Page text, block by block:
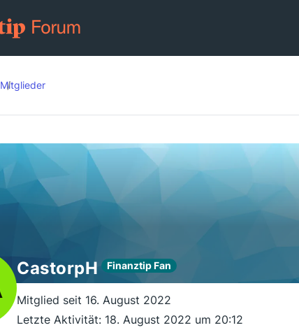
Mitglieder
CastorpH Finanztip Fan
Mitglied seit 16. August 2022
Letzte Aktivität: 18. August 2022 um 20:12